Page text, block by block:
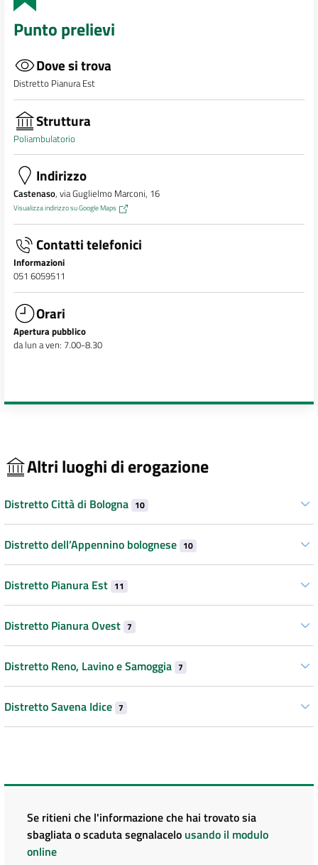
Punto prelievi
Dove si trova
Distretto Pianura Est
Struttura
Poliambulatorio
Indirizzo
Castenaso, via Guglielmo Marconi, 16
Visualizza indirizzo su Google Maps
Contatti telefonici
Informazioni
051 6059511
Orari
Apertura pubblico
da lun a ven: 7.00-8.30
Altri luoghi di erogazione
Distretto Città di Bologna 10
Distretto dell’Appennino bolognese 10
Distretto Pianura Est 11
Distretto Pianura Ovest 7
Distretto Reno, Lavino e Samoggia 7
Distretto Savena Idice 7
Se ritieni che l'informazione che hai trovato sia
sbagliata o scaduta segnalacelo usando il modulo
online